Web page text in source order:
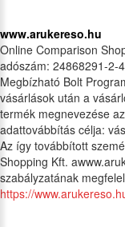
www.arukereso.hu
Online Comparison
adószám: 24868291-2-
Megbízható Bolt
vásárlások után a
termék megnevezése
adattovábbítás célja:
Az így továbbított
Shopping Kft.
szabályzatának
https://